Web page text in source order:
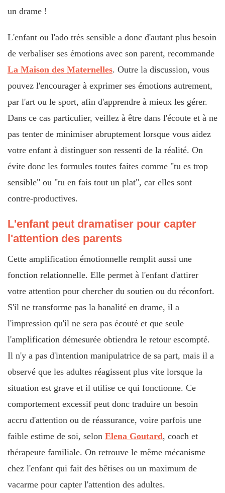
un drame !
L'enfant ou l'ado très sensible a donc d'autant plus besoin
de verbaliser ses émotions avec son parent, recommande
La Maison des Maternelles. Outre la discussion, vous
pouvez l'encourager à exprimer ses émotions autrement,
par l'art ou le sport, afin d'apprendre à mieux les gérer.
Dans ce cas particulier, veillez à être dans l'écoute et à ne
pas tenter de minimiser abruptement lorsque vous aidez
votre enfant à distinguer son ressenti de la réalité. On
évite donc les formules toutes faites comme "tu es trop
sensible" ou "tu en fais tout un plat", car elles sont
contre-productives.
L'enfant peut dramatiser pour capter
l'attention des parents
Cette amplification émotionnelle remplit aussi une
fonction relationnelle. Elle permet à l'enfant d'attirer
votre attention pour chercher du soutien ou du réconfort.
S'il ne transforme pas la banalité en drame, il a
l'impression qu'il ne sera pas écouté et que seule
l'amplification démesurée obtiendra le retour escompté.
Il n'y a pas d'intention manipulatrice de sa part, mais il a
observé que les adultes réagissent plus vite lorsque la
situation est grave et il utilise ce qui fonctionne. Ce
comportement excessif peut donc traduire un besoin
accru d'attention ou de réassurance, voire parfois une
faible estime de soi, selon Elena Goutard, coach et
thérapeute familiale. On retrouve le même mécanisme
chez l'enfant qui fait des bêtises ou un maximum de
vacarme pour capter l'attention des adultes.